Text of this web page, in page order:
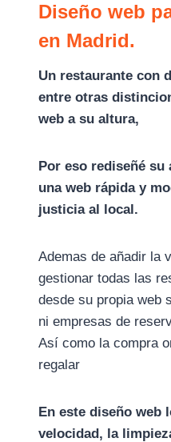
Diseño web
en Madrid.
Un restaurante con
entre otras
web a su altura,
Por eso rediseñé su
una web rápida y
justicia al local.
Ademas de añadir la
gestionar todas las
desde su propia web
ni empresas de
Así como la compra
regalar
En este diseño web
velocidad, la